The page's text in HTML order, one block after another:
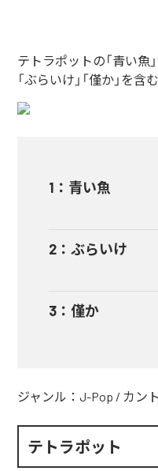
テトラポットの「青い魚
「ぶらいけ」「僅か」を含
1 ： 青い魚
2 ： ぶらいけ
3 ： 僅か
ジャンル： J-Pop / カン
テトラポット